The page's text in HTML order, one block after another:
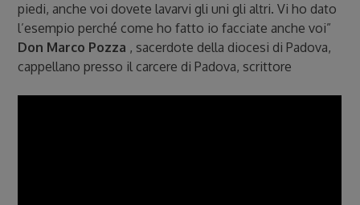
piedi, anche voi dovete lavarvi gli uni gli altri. Vi ho dato
l’esempio perché come ho fatto io facciate anche voi”
Don Marco Pozza , sacerdote della diocesi di Padova,
cappellano presso il carcere di Padova, scrittore